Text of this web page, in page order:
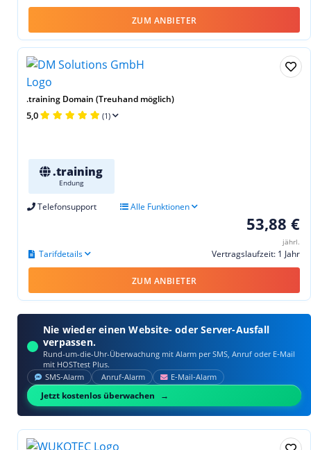
ZUM ANBIETER
.training Domain (Treuhand möglich)
5,0 (1)
.training
Endung
Telefonsupport Alle Funktionen
53,88 €
jährl.
Vertragslaufzeit: 1 Jahr
Tarifdetails
ZUM ANBIETER
Nie wieder einen Website- oder Server-Ausfall
verpassen.
Rund-um-die-Uhr-Überwachung mit Alarm per SMS, Anruf oder E‑Mail
mit HOSTtest Plus.
SMS‑Alarm Anruf‑Alarm E‑Mail‑Alarm
Jetzt kostenlos überwachen